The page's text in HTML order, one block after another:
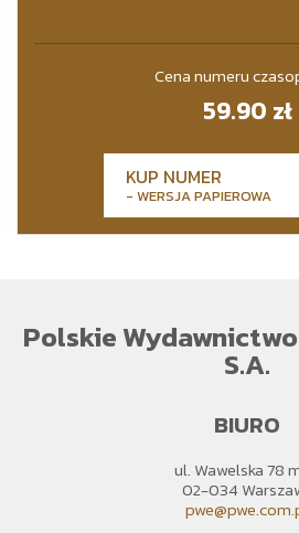
Cena numeru
59.90 zł
KUP NUMER
- WERSJA PAPIEROWA
Polskie
S.A.
BIURO
ul. Wawelska 78
02-034